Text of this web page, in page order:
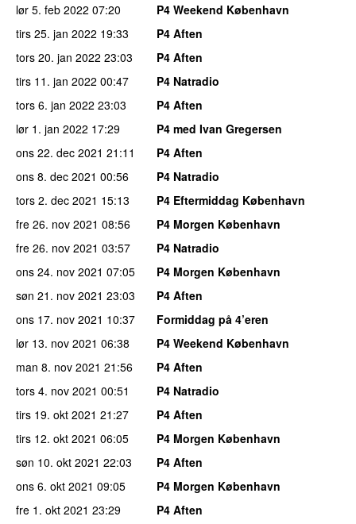
lør 5. feb 2022 07:20
P4 Weekend København
tirs 25. jan 2022 19:33
P4 Aften
tors 20. jan 2022 23:03
P4 Aften
tirs 11. jan 2022 00:47
P4 Natradio
tors 6. jan 2022 23:03
P4 Aften
lør 1. jan 2022 17:29
P4 med Ivan Gregersen
ons 22. dec 2021 21:11
P4 Aften
ons 8. dec 2021 00:56
P4 Natradio
tors 2. dec 2021 15:13
P4 Eftermiddag København
fre 26. nov 2021 08:56
P4 Morgen København
fre 26. nov 2021 03:57
P4 Natradio
ons 24. nov 2021 07:05
P4 Morgen København
søn 21. nov 2021 23:03
P4 Aften
ons 17. nov 2021 10:37
Formiddag på 4’eren
lør 13. nov 2021 06:38
P4 Weekend København
man 8. nov 2021 21:56
P4 Aften
tors 4. nov 2021 00:51
P4 Natradio
tirs 19. okt 2021 21:27
P4 Aften
tirs 12. okt 2021 06:05
P4 Morgen København
søn 10. okt 2021 22:03
P4 Aften
ons 6. okt 2021 09:05
P4 Morgen København
fre 1. okt 2021 23:29
P4 Aften